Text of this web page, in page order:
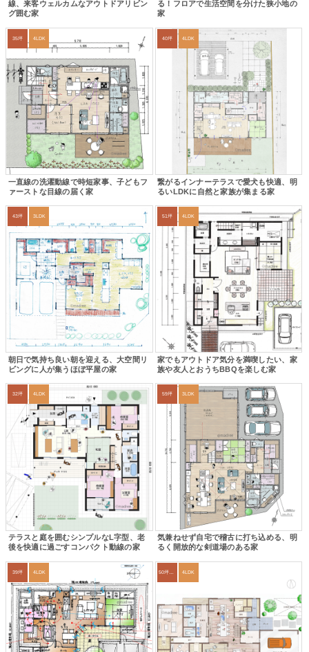
線、来客ウェルカムなアウトドアリビン
グ囲む家
る！フロアで生活空間を分けた狭小地の
家
35坪 4LDK
一直線の洗濯動線で時短家事、子どもフ
ァーストな目線の届く家
40坪 4LDK
繋がるインナーテラスで愛犬も快適、明
るいLDKに自然と家族が集まる家
43坪 3LDK
朝日で気持ち良い朝を迎える、大空間リ
ビングに人が集うほぼ平屋の家
51坪 4LDK
家でもアウトドア気分を満喫したい、家
族や友人とおうちBBQを楽しむ家
32坪 4LDK
テラスと庭を囲むシンプルなL字型、老
後を快適に過ごすコンパクト動線の家
59坪 3LDK
気兼ねせず自宅で稽古に打ち込める、明
るく開放的な剣道場のある家
39坪 4LDK 50坪以上 4LDK